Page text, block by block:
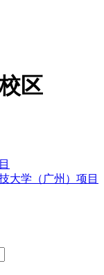
区
大学（广州）项目